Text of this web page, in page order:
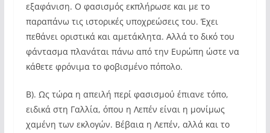
εξαφάνιση. Ο φασισμός εκπλήρωσε και με το
παραπάνω τις ιστορικές υποχρεώσεις του. Έχει
πεθάνει οριστικά και αμετάκλητα. Αλλά το δικό του
φάντασμα πλανάται πάνω από την Ευρώπη ώστε να
κάθετε φρόνιμα το φοβισμένο πόπολο.
Β). Ως τώρα η απειλή περί φασισμού έπιανε τόπο,
ειδικά στη Γαλλία, όπου η Λεπέν είναι η μονίμως
χαμένη των εκλογών. Βέβαια η Λεπέν, αλλά και το